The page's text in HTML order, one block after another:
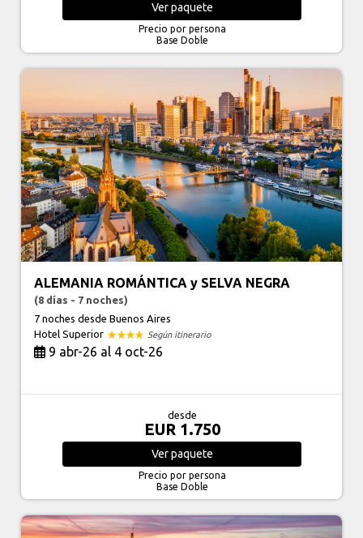
Verpaquete
Precio por persona
Base Doble
ALEMANIA ROMÁNTICA y SELVA NEGRA
(8 días - 7 noches)
7 nochesdesde Buenos Aires
Hotel Superior
Según itinerario
9 abr-26 al 4 oct-26
desde
EUR 1.750
Verpaquete
Precio por persona
Base Doble